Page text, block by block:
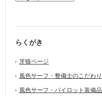
らくがき
牙狼ページ
風色サーフ・整備士のこだわり
風色サーフ・パイロット装備品